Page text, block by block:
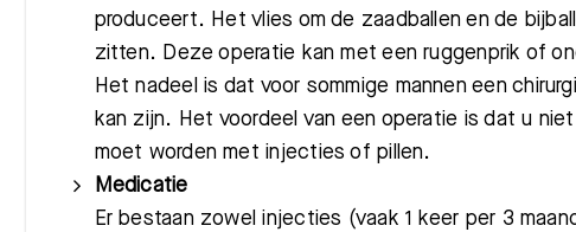
produceert. Het vlies om de zaadballen en de
zitten. Deze operatie kan met een ruggenprik of
Het nadeel is dat voor sommige mannen een
kan zijn. Het voordeel van een operatie is dat u
moet worden met injecties of pillen.
Medicatie
Er bestaan zowel injecties (vaak 1 keer per 3